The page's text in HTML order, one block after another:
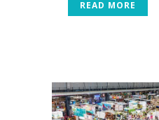
READ MORE